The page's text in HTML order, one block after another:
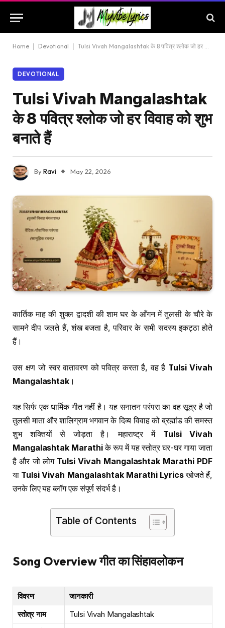
Home Devotional Tulsi Vivah Mangalashtak के 8 पवित्र श्लोक जो हर विवाह को शुभ बनाते हैं
DEVOTIONAL
Tulsi Vivah Mangalashtak
के 8 पवित्र श्लोक जो हर विवाह को शुभ
बनाते हैं
ByRavi May 22, 2026
कार्तिक माह की शुक्ल द्वादशी की शाम घर के आँगन में तुलसी के चौरे के
सामने दीप जलते हैं, शंख बजता है, परिवार के सभी सदस्य इकट्ठा होते
हैं।
उस क्षण जो स्वर वातावरण को पवित्र करता है, वह है Tulsi Vivah
Mangalashtak ।
यह सिर्फ एक धार्मिक गीत नहीं है। यह सनातन परंपरा का वह सूत्र है जो
तुलसी माता और शालिग्राम भगवान के दिव्य विवाह को ब्रह्मांड की समस्त
शुभ शक्तियों से जोड़ता है। महाराष्ट्र में Tulsi Vivah
Mangalashtak Marathiके रूप में यह स्तोत्र घर-घर गाया जाता
है और जो लोग Tulsi Vivah Mangalashtak Marathi PDF
या Tulsi Vivah Mangalashtak Marathi Lyricsखोजते हैं,
उनके लिए यह ब्लॉग एक संपूर्ण संदर्भ है।
Table of Contents
Song Overview गीत का सिंहावलोकन
विवरण
जानकारी
स्तोत्र नाम
Tulsi Vivah Mangalashtak